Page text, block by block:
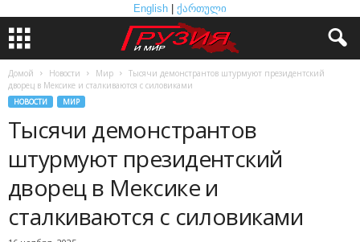
English ქართული
Домой Новости Мир
Тысячи демонстрантов штурмуют президентский
дворец в Мексике и сталкиваются с силовиками
НОВОСТИ МИР
Тысячи демонстрантов
штурмуют президентский
дворец в Мексике и
сталкиваются с силовиками